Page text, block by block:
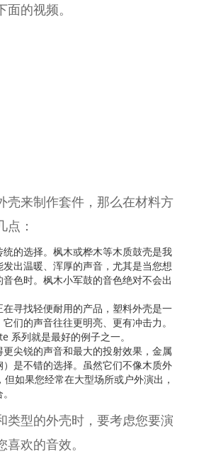
的视频。
壳来制作套件，那么在材料方
：
统的选择。枫木或桦木等木质鼓壳是我
发出温暖、浑厚的声音，尤其是当您想
色时。枫木小军鼓的音色绝对不会出
在寻找轻便耐用的产品，塑料外壳是一
们的声音往往更明亮、更有冲击力。
系列就是最好的例子之一。
尖锐的声音和最大的投射效果，金属
是不错的选择。虽然它们不像木质外
如果您经常在大型场所或户外演出，
类型的外壳时，要考虑您要演
欢的音效。